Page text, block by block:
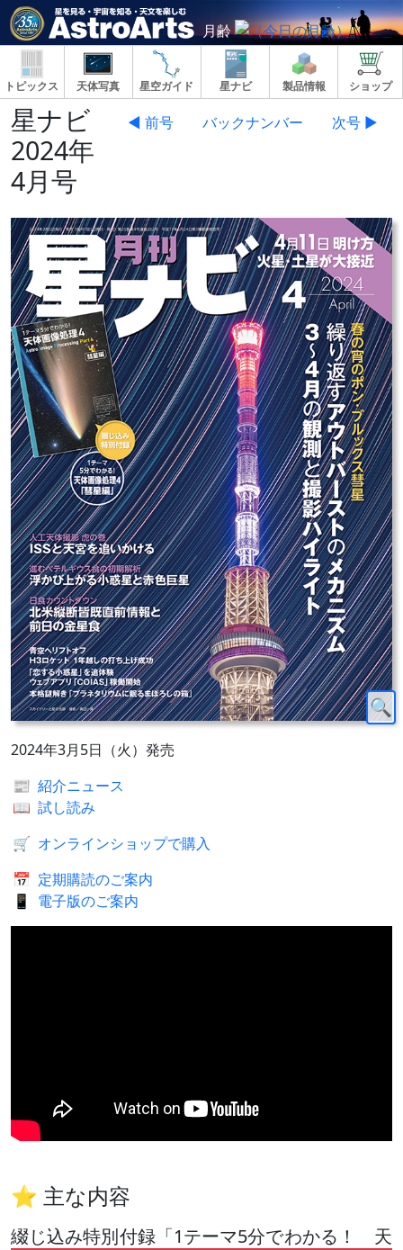
月齢
トピックス 天体写真 星空ガイド 星ナビ 製品情報 ショップ
星ナビ
2024年
4月号
◀ 前号 バックナンバー 次号 ▶
2024年3月5日（火）発売
📰 紹介ニュース
📖 試し読み
🛒 オンラインショップで購入
📅 定期購読のご案内
📱
電子版のご案内
⭐ 主な内容
綴じ込み特別付録「1テーマ5分でわかる！ 天